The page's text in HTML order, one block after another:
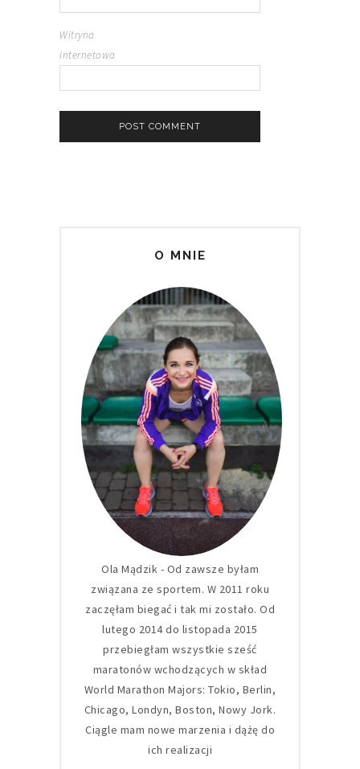
Witryna
internetowa
O MNIE
Ola Mądzik - Od zawsze byłam
związana ze sportem. W 2011 roku
zaczęłam biegać i tak mi zostało. Od
lutego 2014 do listopada 2015
przebiegłam wszystkie sześć
maratonów wchodzących w skład
World Marathon Majors: Tokio, Berlin,
Chicago, Londyn, Boston, Nowy Jork.
Ciągle mam nowe marzenia i dążę do
ich realizacji